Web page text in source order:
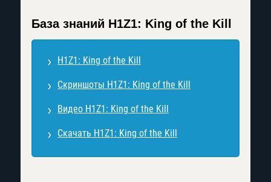
База знаний H1Z1: King of the Kill
H1Z1: King of the Kill
Скриншоты H1Z1: King of the Kill
Видео H1Z1: King of the Kill
Скачать H1Z1: King of the Kill